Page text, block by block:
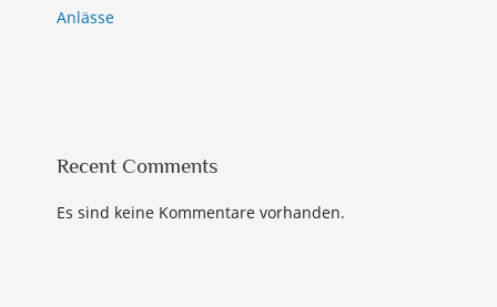
Anlässe
Recent Comments
Es sind keine Kommentare vorhanden.